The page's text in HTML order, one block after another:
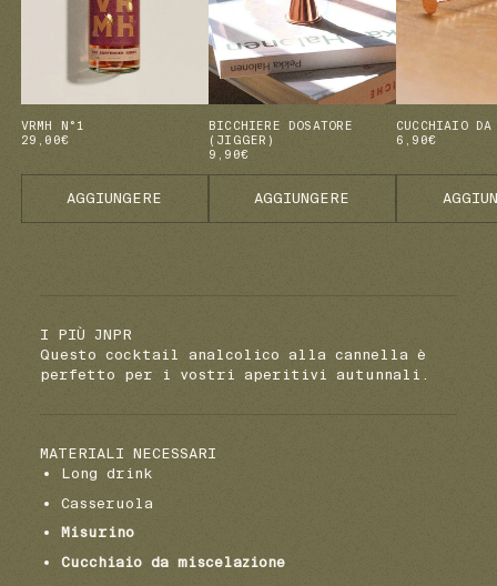
VRMH N°1
29,00€
AGGIUNGERE
BICCHIERE DOSATORE
(JIGGER)
9,90€
AGGIUNGERE
CUCCHIAIO
6,90€
I PIÙ JNPR
Questo cocktail analcolico alla cannella è
perfetto per i vostri aperitivi autunnali.
MATERIALI NECESSARI
Long drink
Casseruola
Misurino
Cucchiaio da miscelazione